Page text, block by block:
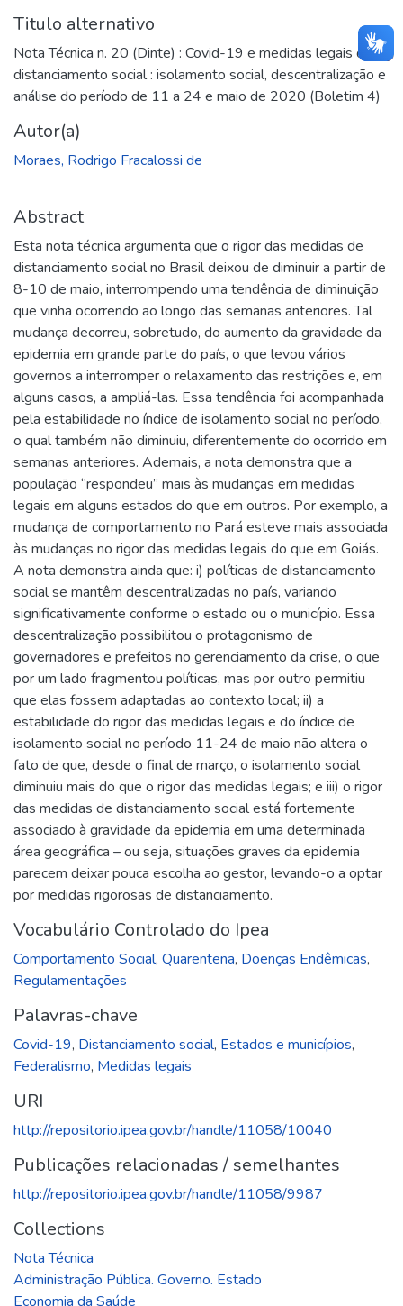
Titulo alternativo
Nota Técnica n. 20 (Dinte) : Covid-19 e medidas legais de
distanciamento social : isolamento social, descentralização e
análise do período de 11 a 24 e maio de 2020 (Boletim 4)
Autor(a)
Moraes, Rodrigo Fracalossi de
Abstract
Esta nota técnica argumenta que o rigor das medidas de
distanciamento social no Brasil deixou de diminuir a partir de
8-10 de maio, interrompendo uma tendência de diminuição
que vinha ocorrendo ao longo das semanas anteriores. Tal
mudança decorreu, sobretudo, do aumento da gravidade da
epidemia em grande parte do país, o que levou vários
governos a interromper o relaxamento das restrições e, em
alguns casos, a ampliá-las. Essa tendência foi acompanhada
pela estabilidade no índice de isolamento social no período,
o qual também não diminuiu, diferentemente do ocorrido em
semanas anteriores. Ademais, a nota demonstra que a
população “respondeu” mais às mudanças em medidas
legais em alguns estados do que em outros. Por exemplo, a
mudança de comportamento no Pará esteve mais associada
às mudanças no rigor das medidas legais do que em Goiás.
A nota demonstra ainda que: i) políticas de distanciamento
social se mantêm descentralizadas no país, variando
significativamente conforme o estado ou o município. Essa
descentralização possibilitou o protagonismo de
governadores e prefeitos no gerenciamento da crise, o que
por um lado fragmentou políticas, mas por outro permitiu
que elas fossem adaptadas ao contexto local; ii) a
estabilidade do rigor das medidas legais e do índice de
isolamento social no período 11-24 de maio não altera o
fato de que, desde o final de março, o isolamento social
diminuiu mais do que o rigor das medidas legais; e iii) o rigor
das medidas de distanciamento social está fortemente
associado à gravidade da epidemia em uma determinada
área geográfica – ou seja, situações graves da epidemia
parecem deixar pouca escolha ao gestor, levando-o a optar
por medidas rigorosas de distanciamento.
Vocabulário Controlado do Ipea
Comportamento Social, Quarentena, Doenças Endêmicas,
Regulamentações
Palavras-chave
Covid-19, Distanciamento social, Estados e municípios,
Federalismo, Medidas legais
URI
http://repositorio.ipea.gov.br/handle/11058/10040
Publicações relacionadas / semelhantes
http://repositorio.ipea.gov.br/handle/11058/9987
Collections
Nota Técnica
Administração Pública. Governo. Estado
Economia da Saúde